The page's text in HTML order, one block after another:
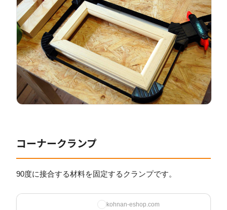
コーナークランプ
90度に接合する材料を固定するクランプです。
kohnan-eshop.com